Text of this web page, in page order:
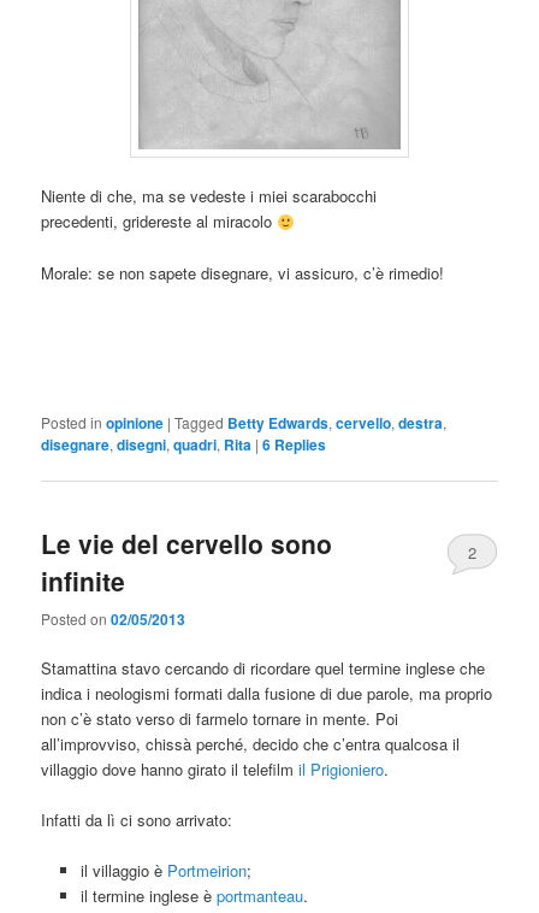
Niente di che, ma se vedeste i miei scarabocchi
precedenti, gridereste al miracolo
Morale: se non sapete disegnare, vi assicuro, c’è rimedio!
Posted in opinione |Tagged Betty Edwards,cervello,destra,
disegnare,disegni,quadri, Rita |6 Replies
Le vie del cervello sono
infinite
Posted on02/05/2013
2
Stamattina stavo cercando di ricordare quel termine inglese che
indica i neologismi formati dalla fusione di due parole, ma proprio
non c’è stato verso di farmelo tornare in mente. Poi
all’improvviso, chissà perché, decido che c’entra qualcosa il
villaggio dove hanno girato il telefilmil Prigioniero.
Infatti da lì ci sono arrivato:
il villaggio è Portmeirion;
il termine inglese è portmanteau.